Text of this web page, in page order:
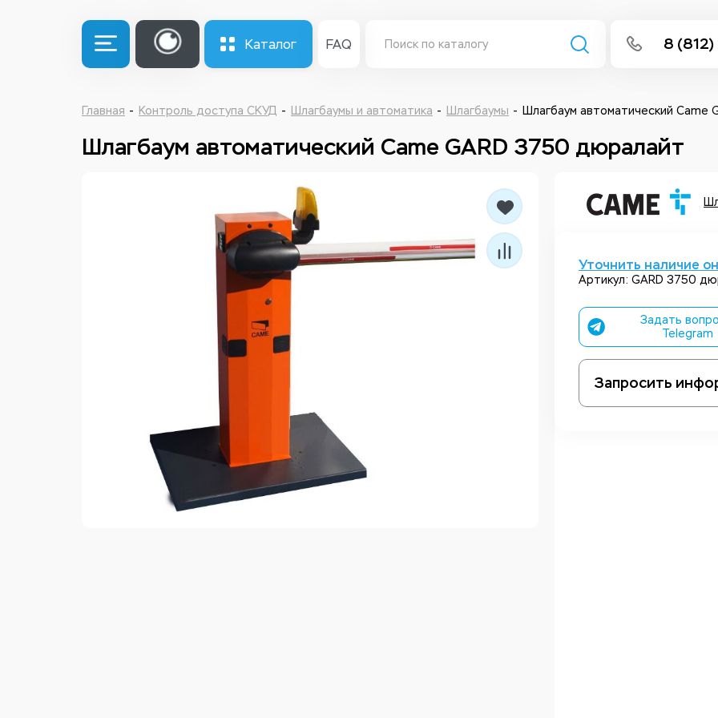
Каталог FAQ 8 (812)
Написать
Главная Контроль доступа СКУД Шлагбаумы и автоматика Шлагбаумы Шлагбаум автоматический Came
Шлагбаум автоматический Came GARD 3750 дюралайт
Уточнить наличие
Артикул: GARD 3750
Задать
Telegram
Запросить